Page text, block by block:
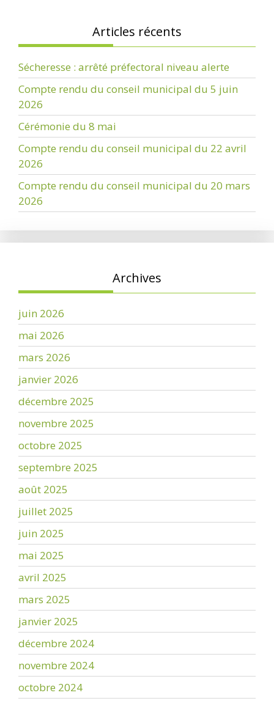
Articles récents
Sécheresse : arrêté préfectoral niveau alerte
Compte rendu du conseil municipal du 5 juin
2026
Cérémonie du 8 mai
Compte rendu du conseil municipal du 22 avril
2026
Compte rendu du conseil municipal du 20 mars
2026
Archives
juin 2026
mai 2026
mars 2026
janvier 2026
décembre 2025
novembre 2025
octobre 2025
septembre 2025
août 2025
juillet 2025
juin 2025
mai 2025
avril 2025
mars 2025
janvier 2025
décembre 2024
novembre 2024
octobre 2024